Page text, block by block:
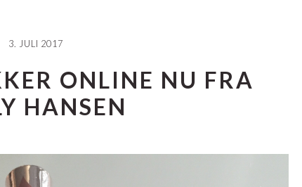
3. JULI 2017
ONLINE NU FRA
HANSEN